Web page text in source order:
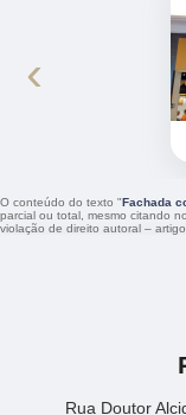
‹
O conteúdo do texto "Fachada
parcial ou total, mesmo citando
violação de direito autoral –
Rua Doutor